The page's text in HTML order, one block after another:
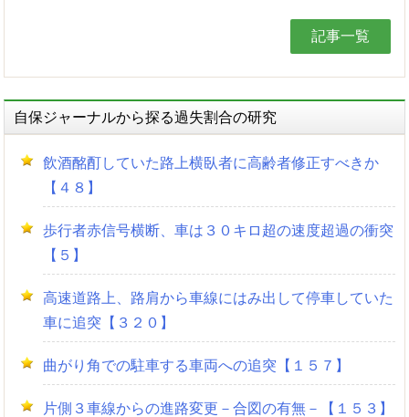
記事一覧
自保ジャーナルから探る過失割合の研究
飲酒酩酊していた路上横臥者に高齢者修正すべきか
【４８】
歩行者赤信号横断、車は３０キロ超の速度超過の衝突
【５】
高速道路上、路肩から車線にはみ出して停車していた
車に追突【３２０】
曲がり角での駐車する車両への追突【１５７】
片側３車線からの進路変更－合図の有無－【１５３】